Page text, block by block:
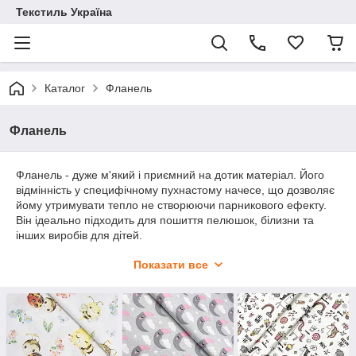
Текстиль Україна
Каталог Фланель
Фланель
Фланель - дуже м'який і приємний на дотик матеріал. Його
відмінність у специфічному пухнастому начесе, що дозволяє
йому утримувати тепло не створюючи парникового ефекту.
Він ідеально підходить для пошиття пелюшок, білизни та
інших виробів для дітей.
В осінньо-зимовий період виникає проблема похолодання,
коли всі батьки хочуть зігріти своїх дітей. Фланель, яка
Показати все